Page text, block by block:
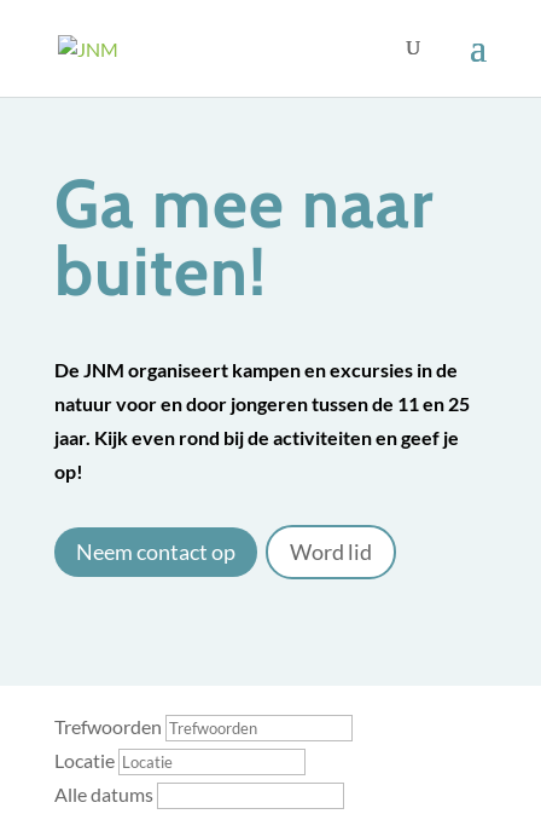
Ga mee naar
buiten!
De JNM organiseert kampen en excursies in de
natuur voor en door jongeren tussen de 11 en 25
jaar. Kijk even rond bij de activiteiten en geef je
op!
Neem contact op Word lid
Trefwoorden
Locatie
Alle datums